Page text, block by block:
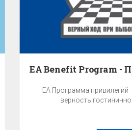
EA Программа привилегий –
верность гостиничной